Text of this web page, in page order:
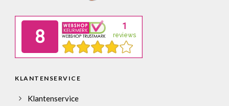
KLANTENSERVICE
Klantenservice